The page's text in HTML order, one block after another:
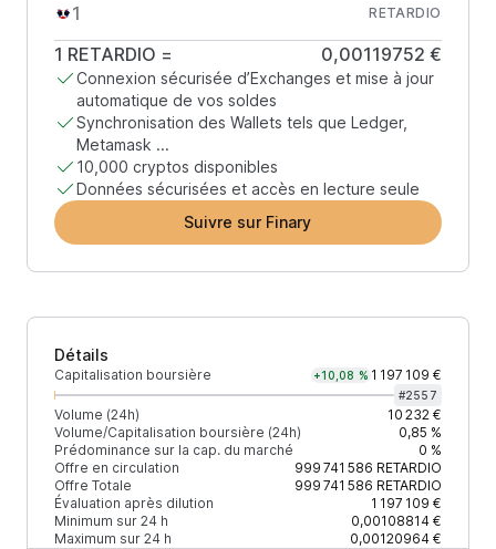
RETARDIO
1 RETARDIO = 0,00119752 €
Connexion sécurisée d’Exchanges et mise à jour
automatique de vos soldes
Synchronisation des Wallets tels que Ledger,
Metamask ...
10,000 cryptos disponibles
Données sécurisées et accès en lecture seule
Suivre sur Finary
Détails
Capitalisation boursière +10,08 % 1 197 109 €
#2557
Volume (24h)
10 232 €
Volume/Capitalisation boursière (24h)
0,85 %
Prédominance sur la cap. du marché
0 %
Offre en circulation
999 741 586 RETARDIO
Offre Totale
999 741 586 RETARDIO
Évaluation après dilution
1 197 109 €
Minimum sur 24 h
0,00108814 €
Maximum sur 24 h
0,00120964 €